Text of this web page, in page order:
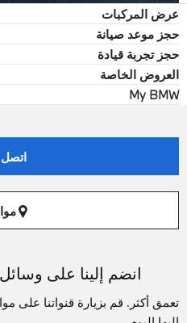
عرض المركبات
حجز موعد صيانة
حجز تجربة قيادة
العروض الخاصة
My BMW
اتصل
انضم إلينا على
تعمق أكثر. قم بزيارة قنواتنا على